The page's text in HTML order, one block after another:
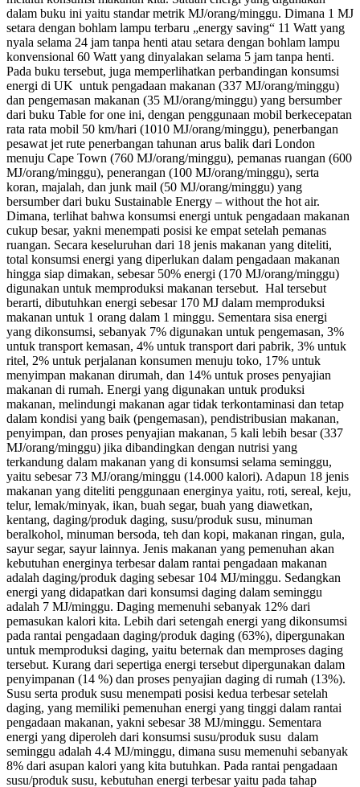
dalam buku ini yaitu standar metrik MJ/orang/minggu. Dimana 1 MJ
setara dengan bohlam lampu terbaru „energy saving“ 11 Watt yang
nyala selama 24 jam tanpa henti atau setara dengan bohlam lampu
konvensional 60 Watt yang dinyalakan selama 5 jam tanpa henti.
Pada buku tersebut, juga memperlihatkan perbandingan konsumsi
energi di UK untuk pengadaan makanan (337 MJ/orang/minggu)
dan pengemasan makanan (35 MJ/orang/minggu) yang bersumber
dari buku Table for one ini, dengan penggunaan mobil berkecepatan
rata rata mobil 50 km/hari (1010 MJ/orang/minggu), penerbangan
pesawat jet rute penerbangan tahunan arus balik dari London
menuju Cape Town (760 MJ/orang/minggu), pemanas ruangan (600
MJ/orang/minggu), penerangan (100 MJ/orang/minggu), serta
koran, majalah, dan junk mail (50 MJ/orang/minggu) yang
bersumber dari buku Sustainable Energy – without the hot air.
Dimana, terlihat bahwa konsumsi energi untuk pengadaan makanan
cukup besar, yakni menempati posisi ke empat setelah pemanas
ruangan. Secara keseluruhan dari 18 jenis makanan yang diteliti,
total konsumsi energi yang diperlukan dalam pengadaan makanan
hingga siap dimakan, sebesar 50% energi (170 MJ/orang/minggu)
digunakan untuk memproduksi makanan tersebut. Hal tersebut
berarti, dibutuhkan energi sebesar 170 MJ dalam memproduksi
makanan untuk 1 orang dalam 1 minggu. Sementara sisa energi
yang dikonsumsi, sebanyak 7% digunakan untuk pengemasan, 3%
untuk transport kemasan, 4% untuk transport dari pabrik, 3% untuk
ritel, 2% untuk perjalanan konsumen menuju toko, 17% untuk
menyimpan makanan dirumah, dan 14% untuk proses penyajian
makanan di rumah. Energi yang digunakan untuk produksi
makanan, melindungi makanan agar tidak terkontaminasi dan tetap
dalam kondisi yang baik (pengemasan), pendistribusian makanan,
penyimpan, dan proses penyajian makanan, 5 kali lebih besar (337
MJ/orang/minggu) jika dibandingkan dengan nutrisi yang
terkandung dalam makanan yang di konsumsi selama seminggu,
yaitu sebesar 73 MJ/orang/minggu (14.000 kalori). Adapun 18 jenis
makanan yang diteliti penggunaan energinya yaitu, roti, sereal, keju,
telur, lemak/minyak, ikan, buah segar, buah yang diawetkan,
kentang, daging/produk daging, susu/produk susu, minuman
beralkohol, minuman bersoda, teh dan kopi, makanan ringan, gula,
sayur segar, sayur lainnya. Jenis makanan yang pemenuhan akan
kebutuhan energinya terbesar dalam rantai pengadaan makanan
adalah daging/produk daging sebesar 104 MJ/minggu. Sedangkan
energi yang didapatkan dari konsumsi daging dalam seminggu
adalah 7 MJ/minggu. Daging memenuhi sebanyak 12% dari
pemasukan kalori kita. Lebih dari setengah energi yang dikonsumsi
pada rantai pengadaan daging/produk daging (63%), dipergunakan
untuk memproduksi daging, yaitu beternak dan memproses daging
tersebut. Kurang dari sepertiga energi tersebut dipergunakan dalam
penyimpanan (14 %) dan proses penyajian daging di rumah (13%).
Susu serta produk susu menempati posisi kedua terbesar setelah
daging, yang memiliki pemenuhan energi yang tinggi dalam rantai
pengadaan makanan, yakni sebesar 38 MJ/minggu. Sementara
energi yang diperoleh dari konsumsi susu/produk susu dalam
seminggu adalah 4.4 MJ/minggu, dimana susu memenuhi sebanyak
8% dari asupan kalori yang kita butuhkan. Pada rantai pengadaan
susu/produk susu, kebutuhan energi terbesar yaitu pada tahap